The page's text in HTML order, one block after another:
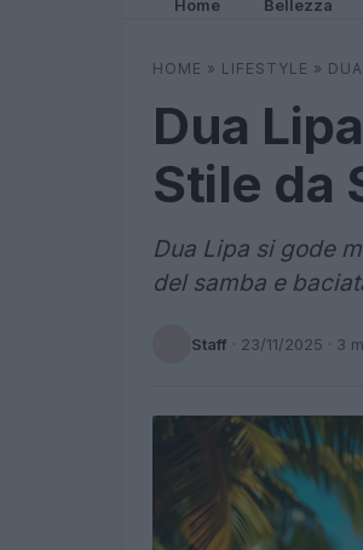
Home Bellezza
HOME » LIFESTYLE »
Dua
Stile da
Dua Lipa si gode
del samba e
Staff · 23/11/2025 · 3